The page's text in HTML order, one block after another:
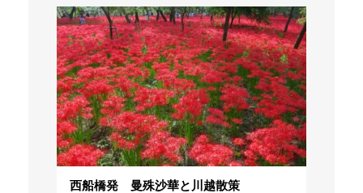
西船橋発 曼殊沙華と川越散策